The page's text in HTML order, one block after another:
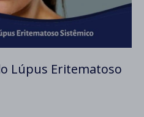
Lúpus Eritematoso